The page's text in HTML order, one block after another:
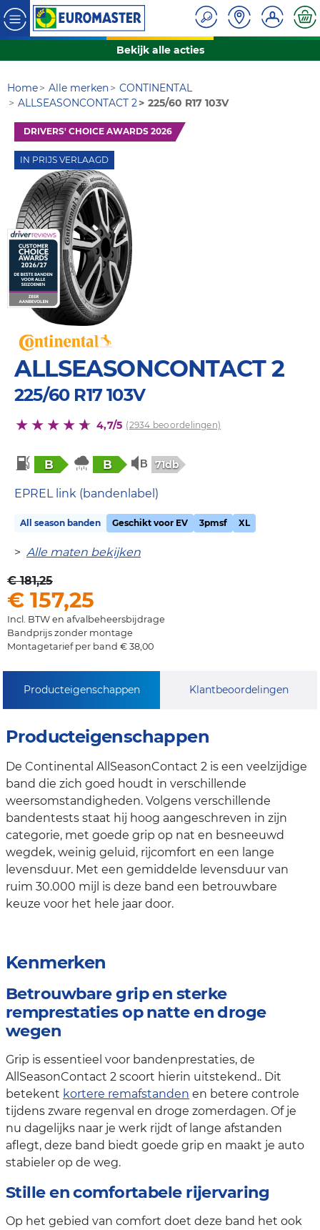
Bekijk alle acties
Home Alle merken
CONTINENTAL
ALLSEASONCONTACT 2
225/60 R17 103V
DRIVERS' CHOICE AWARDS 2026
IN PRIJS VERLAAGD
ALLSEASONCONTACT 2
225/60 R17 103V
4,7/5 (2934 beoordelingen)
B B 71db
EPREL link (bandenlabel)
All season banden Geschikt voor EV 3pmsf XL
> Alle maten bekijken
€ 181,25
€ 157,25
Incl. BTW en afvalbeheersbijdrage
Bandprijs zonder montage
Montagetarief per band € 38,00
Producteigenschappen Klantbeoordelingen
Producteigenschappen
De Continental AllSeasonContact 2 is een veelzijdige
band die zich goed houdt in verschillende
weersomstandigheden. Volgens verschillende
bandentests staat hij hoog aangeschreven in zijn
categorie, met goede grip op nat en besneeuwd
wegdek, weinig geluid, rijcomfort en een lange
levensduur. Met een gemiddelde levensduur van
ruim 30.000 mijl is deze band een betrouwbare
keuze voor het hele jaar door.
Kenmerken
Betrouwbare grip en sterke
remprestaties op natte en droge
wegen
Grip is essentieel voor bandenprestaties, de
AllSeasonContact 2 scoort hierin uitstekend.. Dit
betekent kortere remafstanden en betere controle
tijdens zware regenval en droge zomerdagen. Of je
nu dagelijks naar je werk rijdt of lange afstanden
aflegt, deze band biedt goede grip en maakt je auto
stabieler op de weg.
Stille en comfortabele rijervaring
Op het gebied van comfort doet deze band het ook